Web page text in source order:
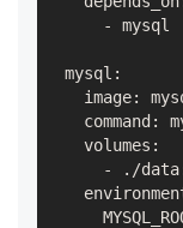
      - mysql
  mysql:
image:
command:
    volumes:
- ./